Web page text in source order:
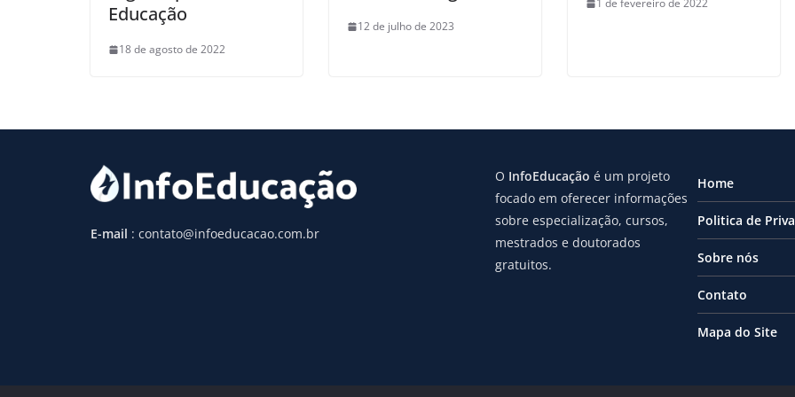
Educação
18 de agosto de 2022
12 de julho de 2023
1 de fevereiro de 2022
E-mail : contato@infoeducacao.com.br
O InfoEducação é um projeto
focado em oferecer informações
sobre especialização, cursos,
mestrados e doutorados
gratuitos.
Home
Politica de
Sobre nós
Contato
Mapa do Site